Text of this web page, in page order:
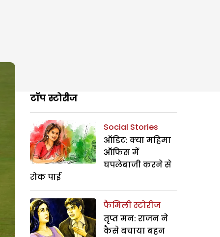
टॉप स्टोरीज
Social Stories
ऑडिट: क्या महिमा
ऑफिस में
घपलेबाजी करने से
रोक पाई
फैमिली स्टोरीज
तृप्त मन: राजन ने
कैसे बचाया बहन